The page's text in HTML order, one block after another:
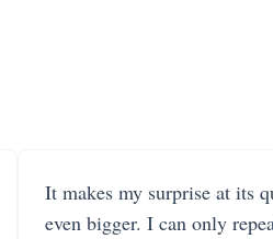
It makes my surprise at its
even bigger. I can only